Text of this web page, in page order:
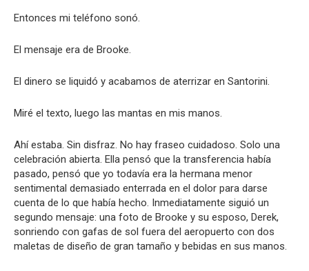
Entonces mi teléfono sonó.
El mensaje era de Brooke.
El dinero se liquidó y acabamos de aterrizar en Santorini.
Miré el texto, luego las mantas en mis manos.
Ahí estaba. Sin disfraz. No hay fraseo cuidadoso. Solo una
celebración abierta. Ella pensó que la transferencia había
pasado, pensó que yo todavía era la hermana menor
sentimental demasiado enterrada en el dolor para darse
cuenta de lo que había hecho. Inmediatamente siguió un
segundo mensaje: una foto de Brooke y su esposo, Derek,
sonriendo con gafas de sol fuera del aeropuerto con dos
maletas de diseño de gran tamaño y bebidas en sus manos.